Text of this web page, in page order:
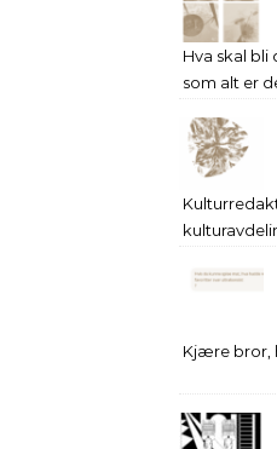
Hva skal bli
som alt er
Kjære bror,